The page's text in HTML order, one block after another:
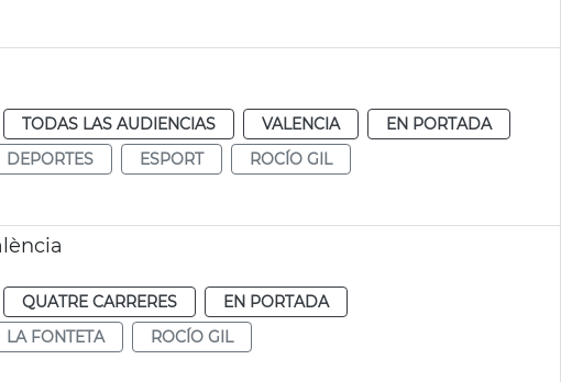
TODAS LAS AUDIENCIAS VALENCIA
EN PORTADA
DEPORTES ESPORT
ROCÍO GIL
QUATRE CARRERES
EN PORTADA
LA FONTETA
ROCÍO GIL